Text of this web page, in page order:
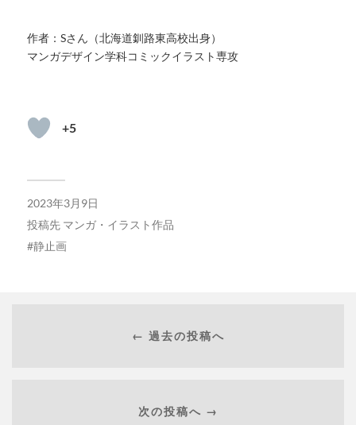
作者：Sさん（北海道釧路東高校出身）
マンガデザイン学科コミックイラスト専攻
+5
2023年3月9日
投稿先 マンガ・イラスト作品
静止画
← 過去の投稿へ
次の投稿へ →